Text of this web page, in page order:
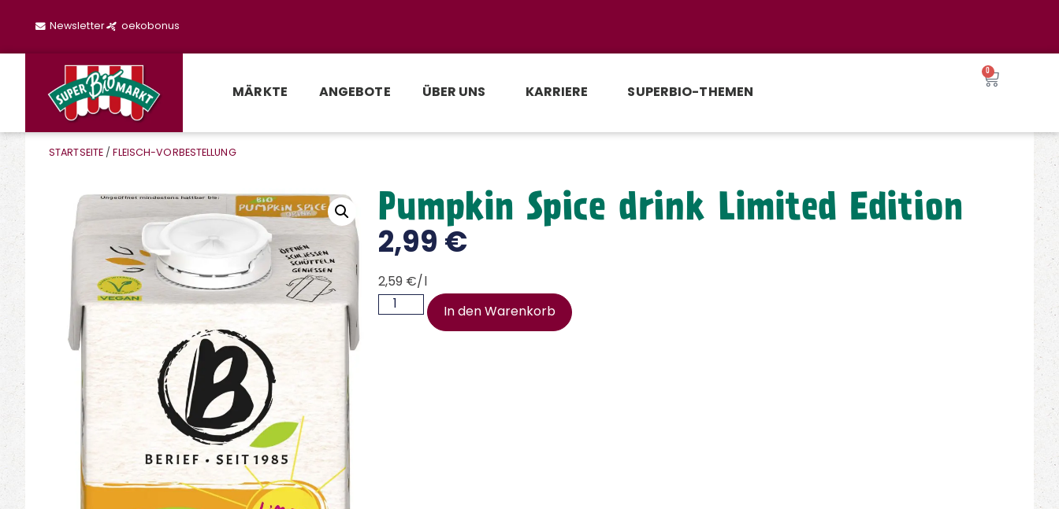
Newsletter oekobonus
MÄRKTE ANGEBOTE ÜBER UNS KARRIERE SUPERBIO-THEMEN
0
STARTSEITE / FLEISCH-VORBESTELLUNG
Pumpkin Spice drink Limited Edition
2,99 €
2,59 €/l
In den Warenkorb